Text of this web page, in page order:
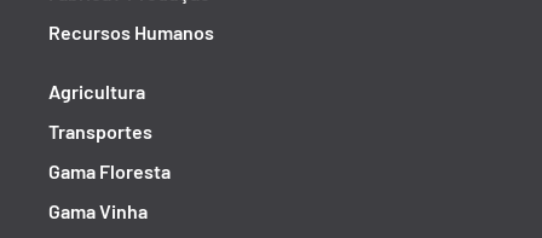
Recursos Humanos
Agricultura
Transportes
Gama Floresta
Gama Vinha